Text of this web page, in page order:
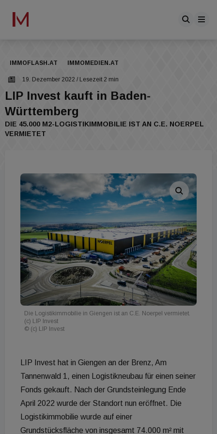
IMMOFLASH.AT IMMOMEDIEN.AT
19. Dezember 2022 / Lesezeit 2 min
LIP Invest kauft in Baden-
Württemberg
DIE 45.000 M2-LOGISTIKIMMOBILIE IST AN C.E. NOERPEL
VERMIETET
Die Logistikimmobilie in Giengen ist an C.E. Noerpel vermietet.
(c) LIP Invest
© (c) LIP Invest
LIP Invest hat in Giengen an der Brenz, Am
Tannenwald 1, einen Logistikneubau für einen seiner
Fonds gekauft. Nach der Grundsteinlegung Ende
April 2022 wurde der Standort nun eröffnet. Die
Logistikimmobilie wurde auf einer
Grundstücksfläche von insgesamt 74.000 m² mit